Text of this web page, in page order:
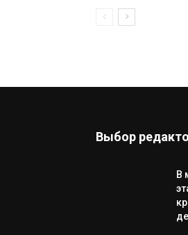
Выбор
В